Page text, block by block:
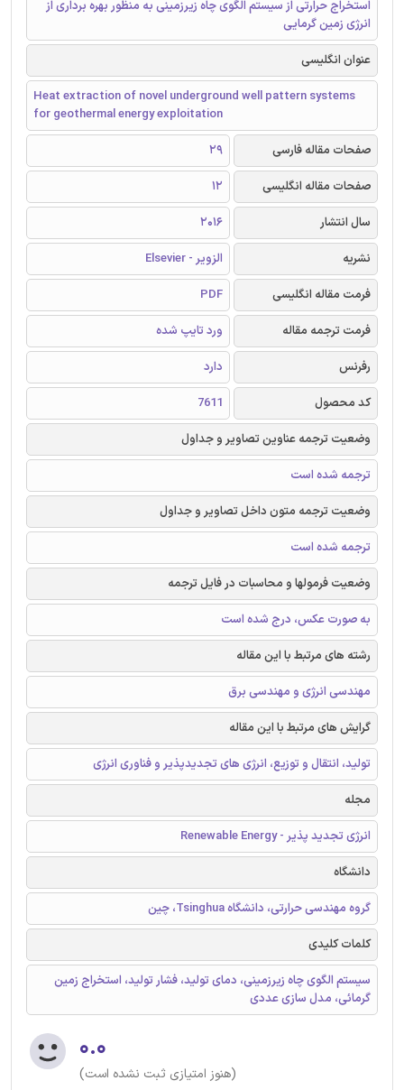
استخراج حرارتی از سیستم‌ الگوی چاه زیرزمینی به منظور بهره برداری از
انرژی زمین گرمایی
عنوان انگلیسی
Heat extraction of novel underground well pattern systems
for geothermal energy exploitation
صفحات مقاله فارسی
29
صفحات مقاله انگلیسی
12
سال انتشار
2016
نشریه
الزویر - Elsevier
فرمت مقاله انگلیسی
PDF
فرمت ترجمه مقاله
ورد تایپ شده
رفرنس
دارد
کد محصول
7611
وضعیت ترجمه عناوین تصاویر و جداول
ترجمه شده است
وضعیت ترجمه متون داخل تصاویر و جداول
ترجمه شده است
وضعیت فرمولها و محاسبات در فایل ترجمه
به صورت عکس، درج شده است
رشته های مرتبط با این مقاله
مهندسی انرژی و مهندسی برق
گرایش های مرتبط با این مقاله
تولید، انتقال و توزیع، انرژی های تجدیدپذیر و فناوری انرژی
مجله
انرژی تجدید پذیر - Renewable Energy
دانشگاه
گروه مهندسی حرارتی، دانشگاه Tsinghua، چین
کلمات کلیدی
سیستم‌ الگوی چاه زیرزمینی، دمای تولید، فشار تولید، استخراج زمین
گرمائی، مدل سازی عددی
۰.۰
(هنوز امتیازی ثبت نشده است)